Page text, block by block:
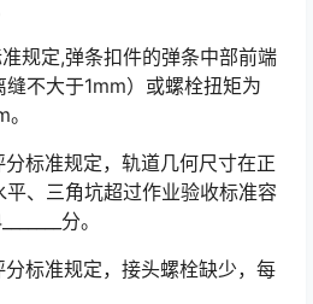
规定,弹条扣件的弹条中部前端
不大于1mm）或螺栓扭矩为
标准规定，轨道几何尺寸在正
、三角坑超过作业验收标准容
分。
标准规定，接头螺栓缺少，每